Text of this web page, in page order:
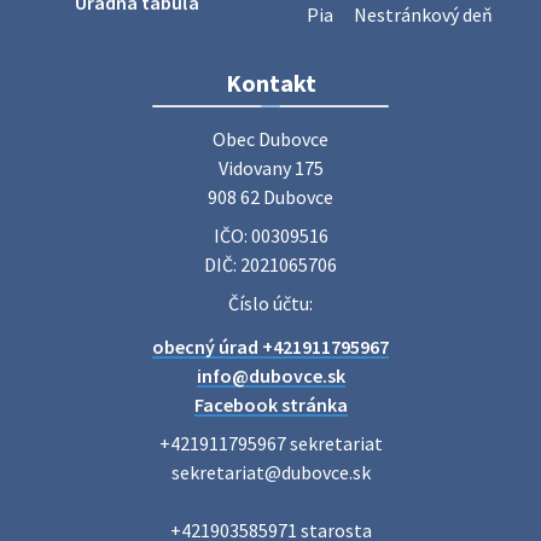
Zájazd do Veľkého Medera
Základná organizácia Únie žien Slovenska Dubovce
srdečne pozýva svoje členky, ich rodinných príslušníkov aj
priateľov na jednodňový zájazd na termálne kúpalisko
Poradne komplexnej pomoci
diskrétne komplexné odborné poradenstvo. Tím
odborníkov Vám pomôžte nájsť riešenie v piatich kľúčových
oblastiach: právo rodina a v…
Pia
Nestránkový deň
Kontakt
Obec Dubovce
Vidovany 175
908 62 Dubovce
IČO: 00309516
DIČ: 2021065706
Číslo účtu:
obecný úrad +421911795967
info@dubovce.sk
Facebook stránka
+421911795967 sekretariat
sekretariat@dubovce.sk
+421903585971 starosta